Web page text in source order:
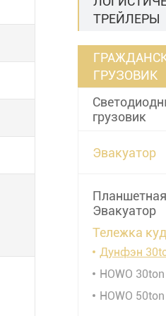
ТРЕЙЛЕРЫ
ГРУЗОВИК
грузовик
Эвакуатор
Эвакуатор
Тележка
Дунфэн
HOWO
HOWO